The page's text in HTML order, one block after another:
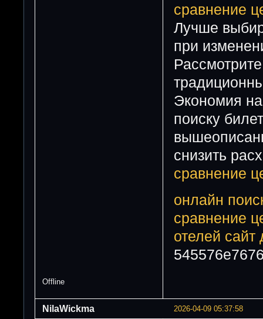
сравнение
Лучше
при
Экономия
поиску
снизить
сравнение
онлайн
сравнение
отелей сайт
Offline
2026-04-09 05:37:58
NilaWickma